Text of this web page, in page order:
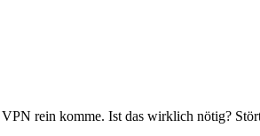
rein komme. Ist das wirklich nötig?